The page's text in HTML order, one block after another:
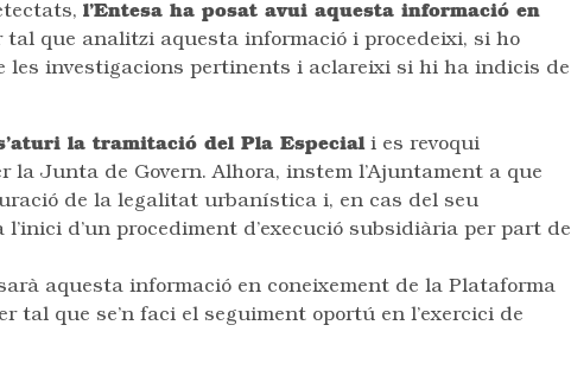
l’Entesa ha posat avui aquesta informació en
tal que analitzi aquesta informació i procedeixi, si ho
les investigacions pertinents i aclareixi si hi ha indicis de
la tramitació del Pla Especiali es revoqui
la Junta de Govern. Alhora, instem l’Ajuntament a que
de la legalitat urbanística i, en cas del seu
d’un procediment d’execució subsidiària per part de
aquesta informació en coneixement de la Plataforma
tal que se’n faci el seguiment oportú en l’exercici de